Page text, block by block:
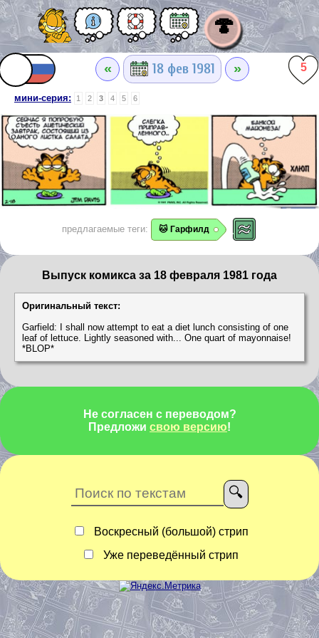
🍄
« 18 фев 1981 » 5
мини-серия: 1 2 3 4 5 6
предлагаемые теги: 🐱 Гарфилд
Выпуск комикса за 18 февраля 1981 года
Оригинальный текст:
Garfield: I shall now attempt to eat a diet lunch consisting of one
leaf of lettuce. Lightly seasoned with... One quart of mayonnaise!
*BLOP*
Не согласен с переводом?
Предложи свою версию!
Воскресный (большой) стрип
Уже переведённый стрип